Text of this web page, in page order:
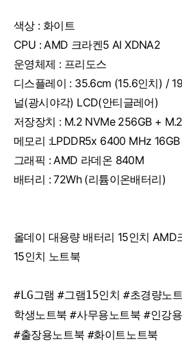
색상 : 화이트
CPU : AMD 크라켄5 AI XDNA2
운영체제 : 프리도스
디스플레이 : 35.6cm (15.6인치) /
널(광시야각) LCD(안티글레어)
저장장치 : M.2 NVMe 256GB +
메모리 :LPDDR5x 6400 MHz 16GB
그래픽 : AMD 라데온 840M
배터리 : 72Wh (리튬이온배터리)
올데이 대용량 배터리 15인치 AMD
15인치 노트북
#LG그램 #그램15인치 #초경량노
학생노트북 #사무용노트북 #인강
#출장용노트북 #화이트노트북